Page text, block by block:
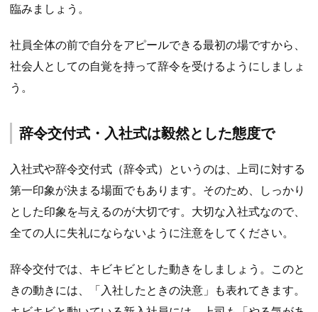
臨みましょう。
社員全体の前で自分をアピールできる最初の場ですから、
社会人としての自覚を持って辞令を受けるようにしましょ
う。
辞令交付式・入社式は毅然とした態度で
入社式や辞令交付式（辞令式）というのは、上司に対する
第一印象が決まる場面でもあります。そのため、
しっかり
とした印象を与えるのが大切です。大切な入社式なので、
全ての人に失礼にならないように注意をしてください。
辞令交付では、キビキビとした動きをしましょう。このと
きの動きには、「入社したときの決意」も表れてきます。